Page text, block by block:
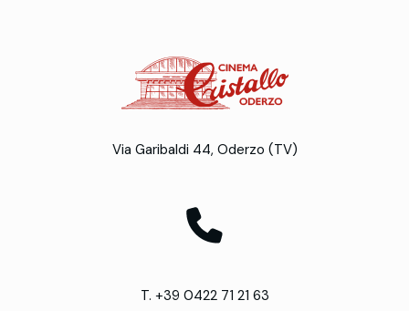
Via Garibaldi 44, Oderzo (TV)
T. +39 0422 71 21 63